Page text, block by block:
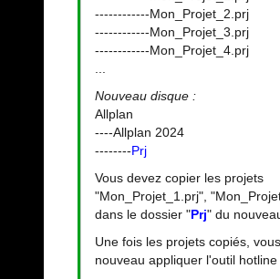
------------Mon_Projet_2.prj
------------Mon_Projet_3.prj
------------Mon_Projet_4.prj
Nouveau disque :
Allplan
----Allplan 2024
--------Prj
Vous devez copier les projets
"Mon_Projet_1.prj",
dans le dossier "Prj" du
Une fois les projets copiés,
nouveau appliquer l'outil hotline